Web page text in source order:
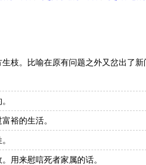
枝。比喻在原有问题之外又岔出了
裕的生活。
用来慰唁死者家属的话。